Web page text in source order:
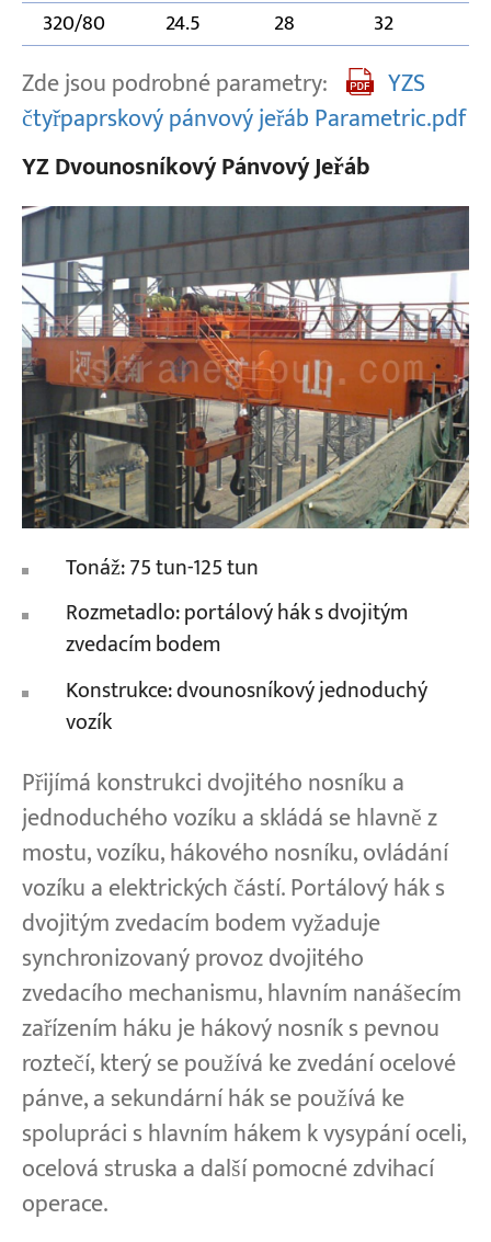
320/80
24.5 28 32
Zde jsou podrobné parametry:
YZS
čtyřpaprskový pánvový jeřáb Parametric.pdf
YZ Dvounosníkový Pánvový Jeřáb
Tonáž: 75 tun-125 tun
Rozmetadlo: portálový hák s dvojitým
zvedacím bodem
Konstrukce: dvounosníkový jednoduchý
vozík
Přijímá konstrukci dvojitého nosníku a
jednoduchého vozíku a skládá se hlavně z
mostu, vozíku, hákového nosníku, ovládání
vozíku a elektrických částí. Portálový hák s
dvojitým zvedacím bodem vyžaduje
synchronizovaný provoz dvojitého
zvedacího mechanismu, hlavním nanášecím
zařízením háku je hákový nosník s pevnou
roztečí, který se používá ke zvedání ocelové
pánve, a sekundární hák se používá ke
spolupráci s hlavním hákem k vysypání oceli,
ocelová struska a další pomocné zdvihací
operace.